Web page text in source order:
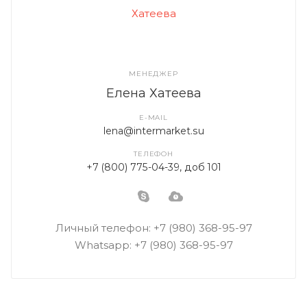
МЕНЕДЖЕР
Елена Хатеева
E-MAIL
lena@intermarket.su
ТЕЛЕФОН
+7 (800) 775-04-39, доб 101
Личный телефон: +7 (980) 368-95-97
Whatsapp: +7 (980) 368-95-97